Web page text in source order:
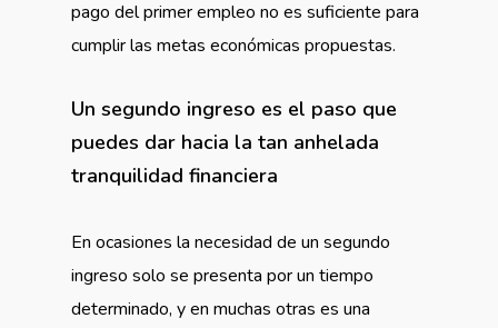
pago del primer empleo no es suficiente para
cumplir las metas económicas propuestas.
Un segundo ingreso es el paso que
puedes dar hacia la tan anhelada
tranquilidad financiera
En ocasiones la necesidad de un segundo
ingreso solo se presenta por un tiempo
determinado, y en muchas otras es una